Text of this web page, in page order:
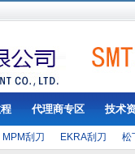
代理商专区 技术
MPM刮刀 EKRA刮刀 松